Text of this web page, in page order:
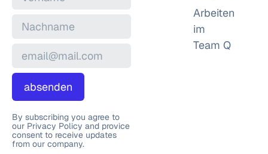
absenden
By subscribing you agree to
our Privacy Policy and provice
consent to receive updates
from our company.
Arbeiten
im
Team Q